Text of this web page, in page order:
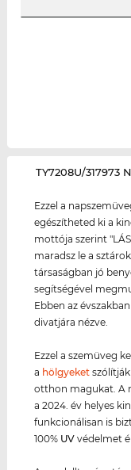
‌TY7208U/317973
Ezzel a
egészítheted ki a
mottója szerint
maradsz le a
társaságban jó
segítségével
Ebben az
divatjára nézve.
Ezzel a szemüveg
a hölgyeket
otthon magukat. A
a 2024. év helyes
funkcionálisan is
100% UV védelmet